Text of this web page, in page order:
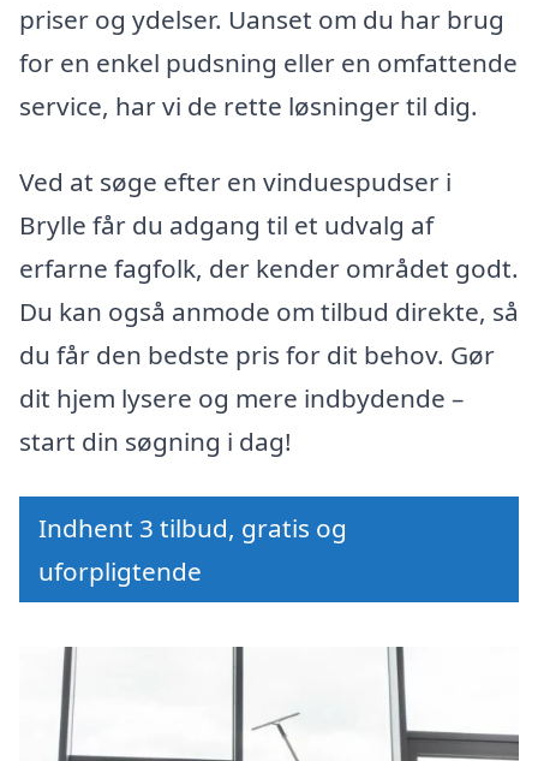
priser og ydelser. Uanset om du har brug
for en enkel pudsning eller en omfattende
service, har vi de rette løsninger til dig.
Ved at søge efter en vinduespudser i
Brylle får du adgang til et udvalg af
erfarne fagfolk, der kender området godt.
Du kan også anmode om tilbud direkte, så
du får den bedste pris for dit behov. Gør
dit hjem lysere og mere indbydende –
start din søgning i dag!
Indhent 3 tilbud, gratis og
uforpligtende